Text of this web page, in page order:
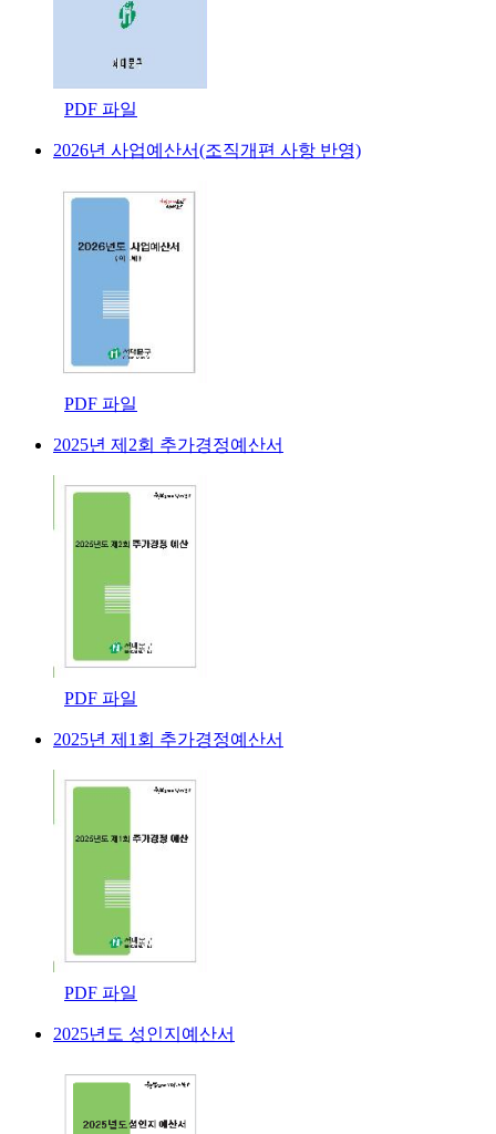
PDF 파일
2026년 사업예산서(조직개편 사항 반영)
PDF 파일
2025년 제2회 추가경정예산서
PDF 파일
2025년 제1회 추가경정예산서
PDF 파일
2025년도 성인지예산서